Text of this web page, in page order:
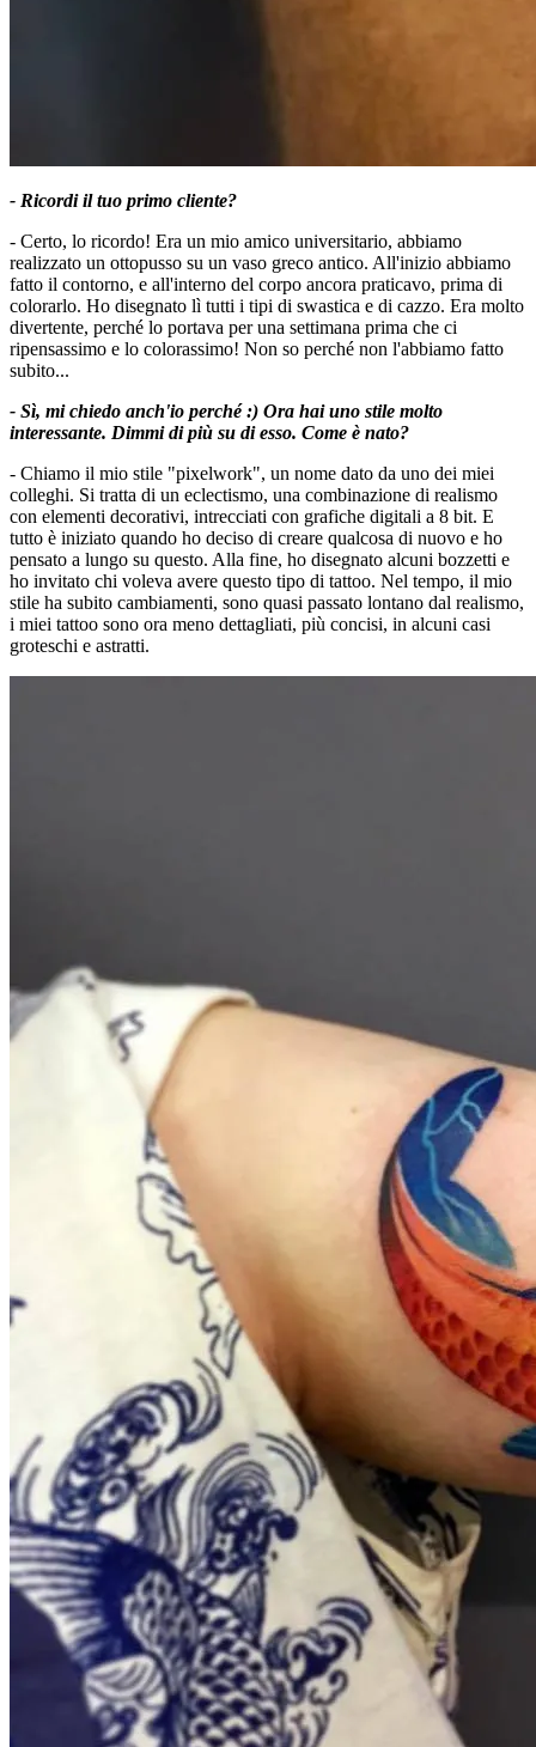
- Ricordi il tuo primo cliente?
- Certo, lo ricordo! Era un mio amico universitario, abbiamo
realizzato un ottopusso su un vaso greco antico. All'inizio abbiamo
fatto il contorno, e all'interno del corpo ancora praticavo, prima di
colorarlo. Ho disegnato lì tutti i tipi di swastica e di cazzo. Era molto
divertente, perché lo portava per una settimana prima che ci
ripensassimo e lo colorassimo! Non so perché non l'abbiamo fatto
subito...
- Sì, mi chiedo anch'io perché :) Ora hai uno stile molto
interessante. Dimmi di più su di esso. Come è nato?
- Chiamo il mio stile "pixelwork", un nome dato da uno dei miei
colleghi. Si tratta di un eclectismo, una combinazione di realismo
con elementi decorativi, intrecciati con grafiche digitali a 8 bit. E
tutto è iniziato quando ho deciso di creare qualcosa di nuovo e ho
pensato a lungo su questo. Alla fine, ho disegnato alcuni bozzetti e
ho invitato chi voleva avere questo tipo di tattoo. Nel tempo, il mio
stile ha subito cambiamenti, sono quasi passato lontano dal realismo,
i miei tattoo sono ora meno dettagliati, più concisi, in alcuni casi
groteschi e astratti.